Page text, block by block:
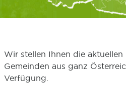
Wir stellen Ihnen die
Gemeinden aus ganz
Verfügung.